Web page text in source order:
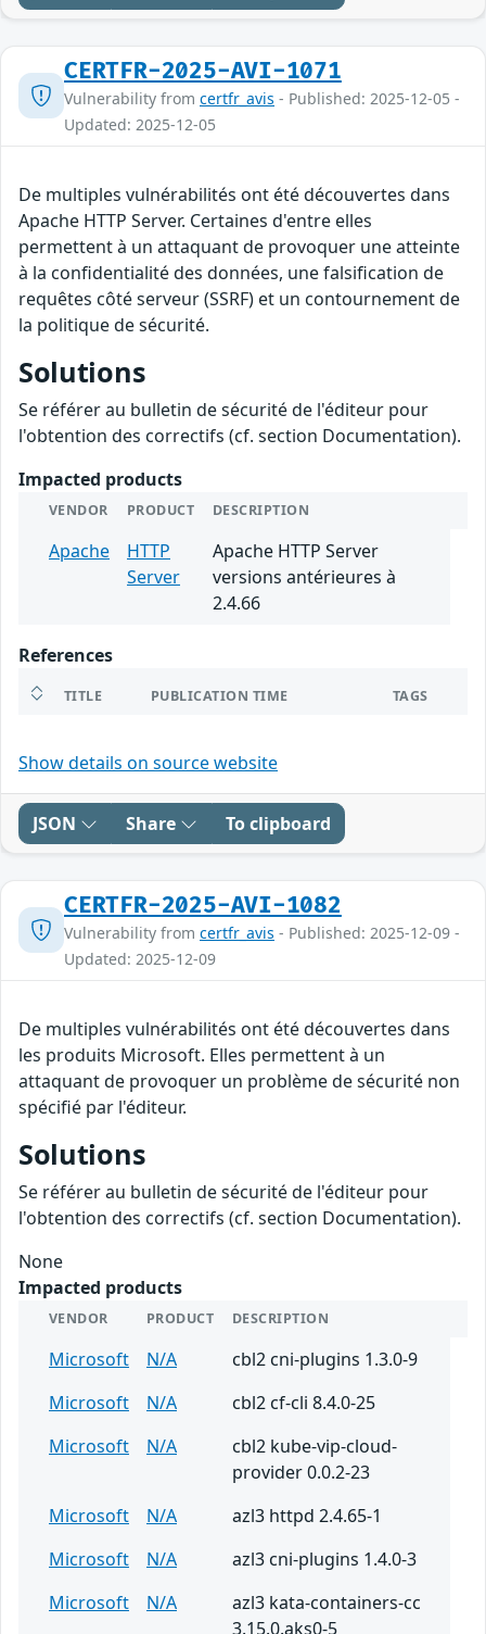
CERTFR-2025-AVI-1071
Vulnerability from certfr_avis - Published: 2025-12-05 -
Updated: 2025-12-05
De multiples vulnérabilités ont été découvertes dans
Apache HTTP Server. Certaines d'entre elles
permettent à un attaquant de provoquer une atteinte
à la confidentialité des données, une falsification de
requêtes côté serveur (SSRF) et un contournement de
la politique de sécurité.
Solutions
Se référer au bulletin de sécurité de l'éditeur pour
l'obtention des correctifs (cf. section Documentation).
Impacted products
VENDOR PRODUCT DESCRIPTION
Apache
HTTP
Server
Apache HTTP Server
versions antérieures à
2.4.66
References
TITLE PUBLICATION TIME TAGS
Show details on source website
JSON Share To clipboard
CERTFR-2025-AVI-1082
Vulnerability from certfr_avis - Published: 2025-12-09 -
Updated: 2025-12-09
De multiples vulnérabilités ont été découvertes dans
les produits Microsoft. Elles permettent à un
attaquant de provoquer un problème de sécurité non
spécifié par l'éditeur.
Solutions
Se référer au bulletin de sécurité de l'éditeur pour
l'obtention des correctifs (cf. section Documentation).
None
Impacted products
VENDOR PRODUCT DESCRIPTION
Microsoft N/A
cbl2 cni-plugins 1.3.0-9
Microsoft
N/A
cbl2 cf-cli 8.4.0-25
Microsoft
N/A
cbl2 kube-vip-cloud-
provider 0.0.2-23
Microsoft
N/A
azl3 httpd 2.4.65-1
Microsoft
N/A
azl3 cni-plugins 1.4.0-3
Microsoft
N/A
azl3 kata-containers-cc
3.15.0.aks0-5